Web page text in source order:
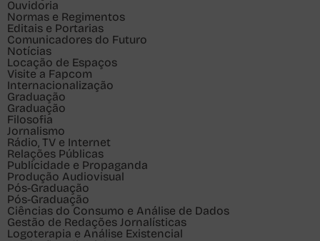
Ouvidoria
Normas e Regimentos
Editais e Portarias
Comunicadores do Futuro
Notícias
Locação de Espaços
Visite a Fapcom
Internacionalização
Graduação
Graduação
Filosofia
Jornalismo
Rádio, TV e Internet
Relações Públicas
Publicidade e Propaganda
Produção Audiovisual
Pós-Graduação
Pós-Graduação
Ciências do Consumo e Análise de Dados
Gestão de Redações Jornalísticas
Logoterapia e Análise Existencial